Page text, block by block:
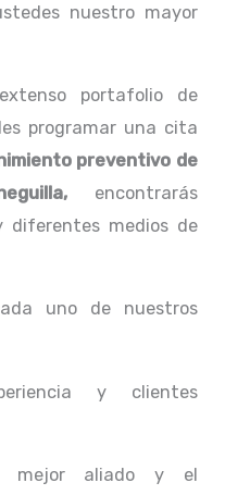
nuestro mayor
portafolio de
programar una cita
preventivo de
encontrarás
diferentes medios de
uno de nuestros
y clientes
mejor aliado y el